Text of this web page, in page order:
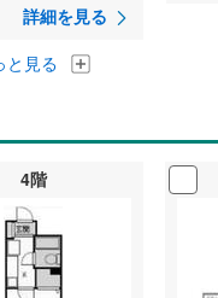
詳細を見る
と見る
4階